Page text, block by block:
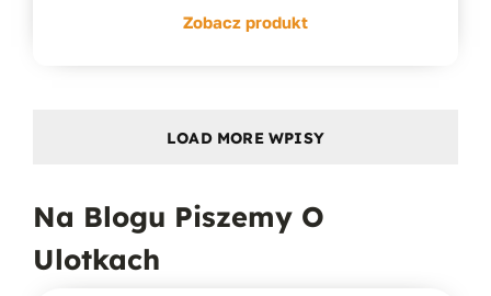
Zobacz produkt
LOAD MORE WPISY
Na Blogu Piszemy O
Ulotkach